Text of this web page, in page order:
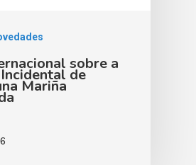
sobre a
de
Mariña